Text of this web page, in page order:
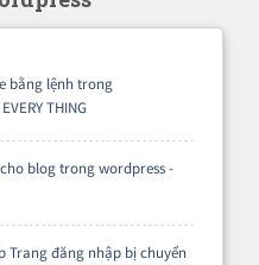
bằng lệnh trong
THING
blog trong wordpress -
Trang đăng nhập bị chuyển